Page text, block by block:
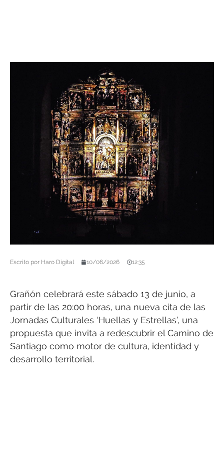
Escrito por Haro Digital 10/06/2026 12:35
Grañón celebrará este sábado 13 de junio, a
partir de las 20:00 horas, una nueva cita de las
Jornadas Culturales ‘Huellas y Estrellas’, una
propuesta que invita a redescubrir el Camino de
Santiago como motor de cultura, identidad y
desarrollo territorial.